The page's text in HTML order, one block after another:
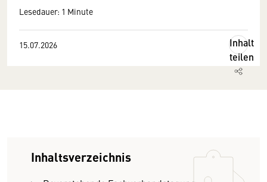
Lesedauer: 1 Minute
15.07.2026
Inhalt
teilen
Inhaltsverzeichnis